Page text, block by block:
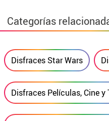
Categorías
Disfraces Star Wars
Disfraces Películas, Cine y